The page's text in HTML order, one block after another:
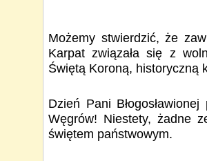
Możemy stwierdzić, że
Karpat związała się z
Świętą Koroną, historyczną
Dzień Pani
Węgrów! Niestety, żadne
świętem państwowym.